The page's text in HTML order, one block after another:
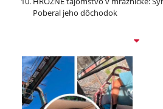
Poberal jeho dôchodok